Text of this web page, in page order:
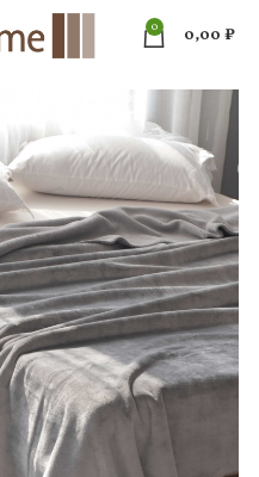
0 0,00 ₽